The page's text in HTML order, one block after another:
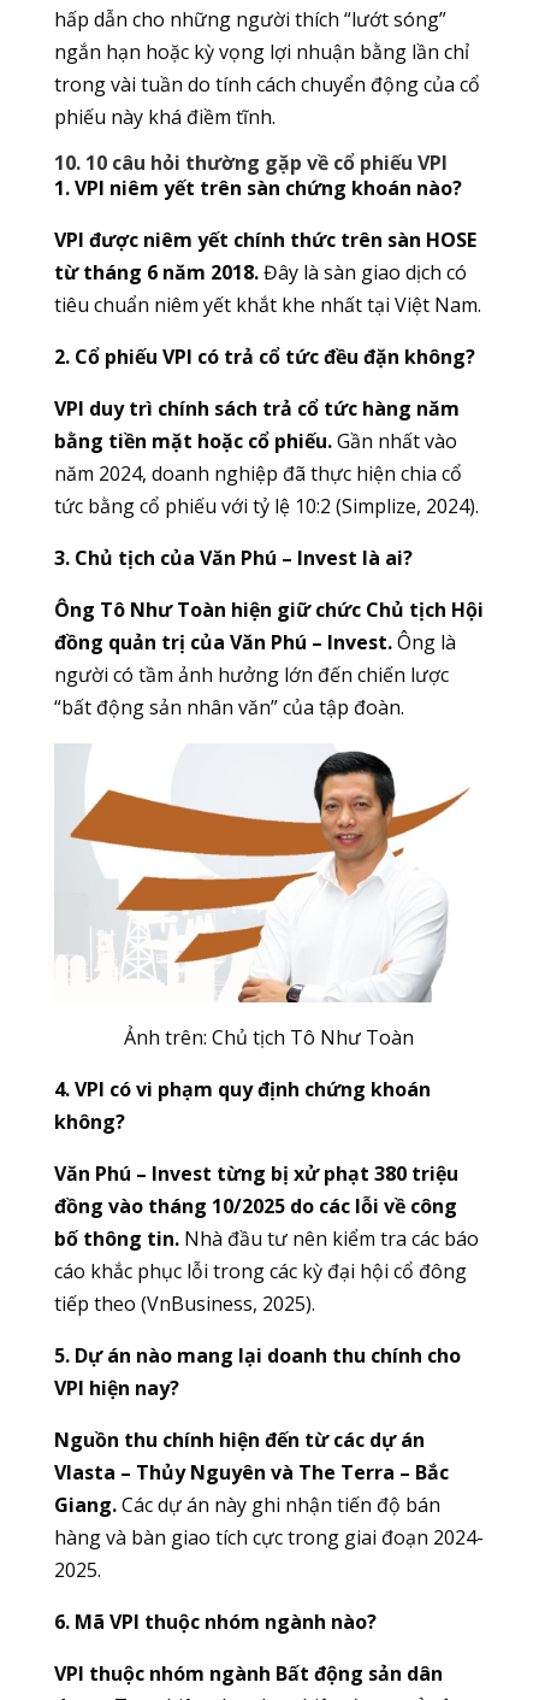
hấp dẫn cho những người thích “lướt sóng”
ngắn hạn hoặc kỳ vọng lợi nhuận bằng lần chỉ
trong vài tuần do tính cách chuyển động của cổ
phiếu này khá điềm tĩnh.
10. 10 câu hỏi thường gặp về cổ phiếu VPI
1. VPI niêm yết trên sàn chứng khoán nào?
VPI được niêm yết chính thức trên sàn HOSE
từ tháng 6 năm 2018.Đây là sàn giao dịch có
tiêu chuẩn niêm yết khắt khe nhất tại Việt Nam.
2. Cổ phiếu VPI có trả cổ tức đều đặn không?
VPI duy trì chính sách trả cổ tức hàng năm
bằng tiền mặt hoặc cổ phiếu.Gần nhất vào
năm 2024, doanh nghiệp đã thực hiện chia cổ
tức bằng cổ phiếu với tỷ lệ 10:2 (Simplize, 2024).
3. Chủ tịch của Văn Phú – Invest là ai?
Ông Tô Như Toàn hiện giữ chức Chủ tịch Hội
đồng quản trị của Văn Phú – Invest.Ông là
người có tầm ảnh hưởng lớn đến chiến lược
“bất động sản nhân văn” của tập đoàn.
Ảnh trên: Chủ tịch Tô Như Toàn
4. VPI có vi phạm quy định chứng khoán
không?
Văn Phú – Invest từng bị xử phạt 380 triệu
đồng vào tháng 10/2025 do các lỗi về công
bố thông tin.Nhà đầu tư nên kiểm tra các báo
cáo khắc phục lỗi trong các kỳ đại hội cổ đông
tiếp theo (VnBusiness, 2025).
5. Dự án nào mang lại doanh thu chính cho
VPI hiện nay?
Nguồn thu chính hiện đến từ các dự án
Vlasta – Thủy Nguyên và The Terra – Bắc
Giang.Các dự án này ghi nhận tiến độ bán
hàng và bàn giao tích cực trong giai đoạn 2024-
2025.
6. Mã VPI thuộc nhóm ngành nào?
VPI thuộc nhóm ngành Bất động sản dân